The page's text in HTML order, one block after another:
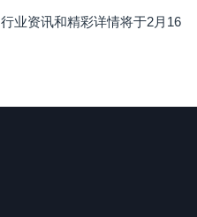
业资讯和精彩详情将于2月16